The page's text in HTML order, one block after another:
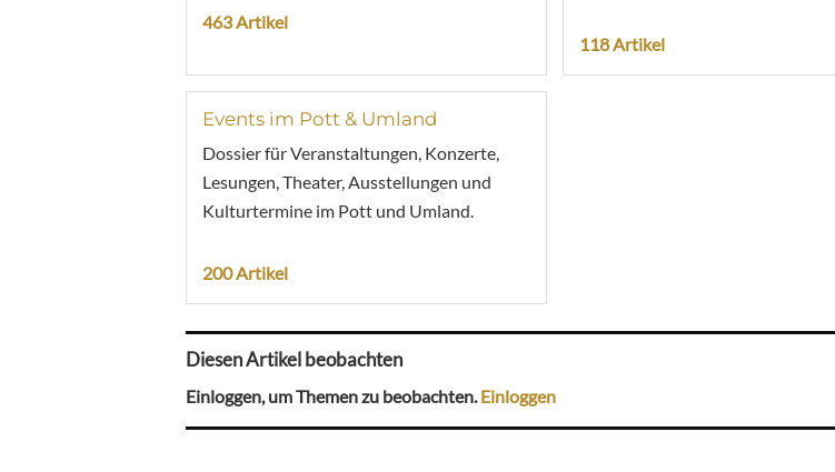
463 Artikel
118 Artikel
Events im Pott & Umland
Dossier für Veranstaltungen, Konzerte,
Lesungen, Theater, Ausstellungen und
Kulturtermine im Pott und Umland.
200 Artikel
Diesen Artikel beobachten
Einloggen, um Themen zu beobachten.Einloggen